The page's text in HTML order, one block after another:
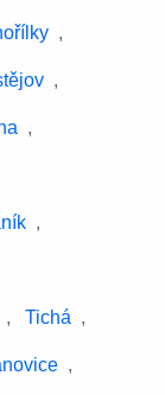
,
,
,
,
, Tichá ,
,